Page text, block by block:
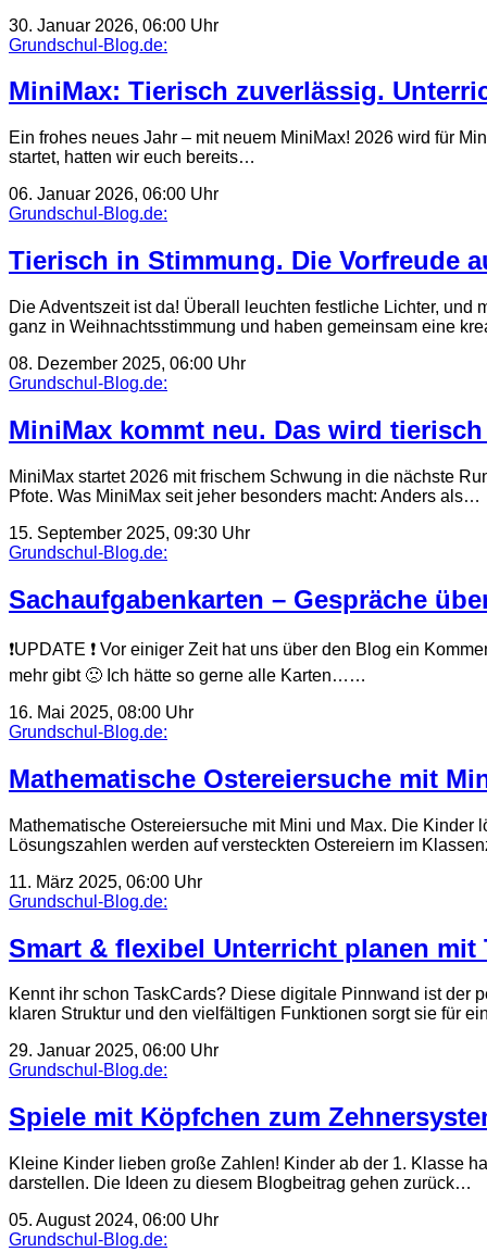
30. Januar 2026, 06:00 Uhr
Grundschul-Blog.de:
MiniMax: Tierisch zuverlässig.
Ein frohes neues Jahr – mit neuem MiniMax! 2026 wird für
startet, hatten wir euch bereits…
06. Januar 2026, 06:00 Uhr
Grundschul-Blog.de:
Tierisch in Stimmung. Die Vorfreude
Die Adventszeit ist da! Überall leuchten festliche Lichter,
ganz in Weihnachtsstimmung und haben gemeinsam eine
08. Dezember 2025, 06:00 Uhr
Grundschul-Blog.de:
MiniMax kommt neu. Das wird
MiniMax startet 2026 mit frischem Schwung in die nächste
Pfote. Was MiniMax seit jeher besonders macht: Anders als…
15. September 2025, 09:30 Uhr
Grundschul-Blog.de:
Sachaufgabenkarten – Gespräche
❗UPDATE ❗ Vor einiger Zeit hat uns über den Blog ein
mehr gibt 🙁 Ich hätte so gerne alle Karten……
16. Mai 2025, 08:00 Uhr
Grundschul-Blog.de:
Mathematische Ostereiersuche mit
Mathematische Ostereiersuche mit Mini und Max. Die
Lösungszahlen werden auf versteckten Ostereiern im
11. März 2025, 06:00 Uhr
Grundschul-Blog.de:
Smart & flexibel Unterricht planen mit
Kennt ihr schon TaskCards? Diese digitale Pinnwand ist der
klaren Struktur und den vielfältigen Funktionen sorgt sie für
29. Januar 2025, 06:00 Uhr
Grundschul-Blog.de:
Spiele mit Köpfchen zum
Kleine Kinder lieben große Zahlen! Kinder ab der 1. Klasse
darstellen. Die Ideen zu diesem Blogbeitrag gehen zurück…
05. August 2024, 06:00 Uhr
Grundschul-Blog.de: